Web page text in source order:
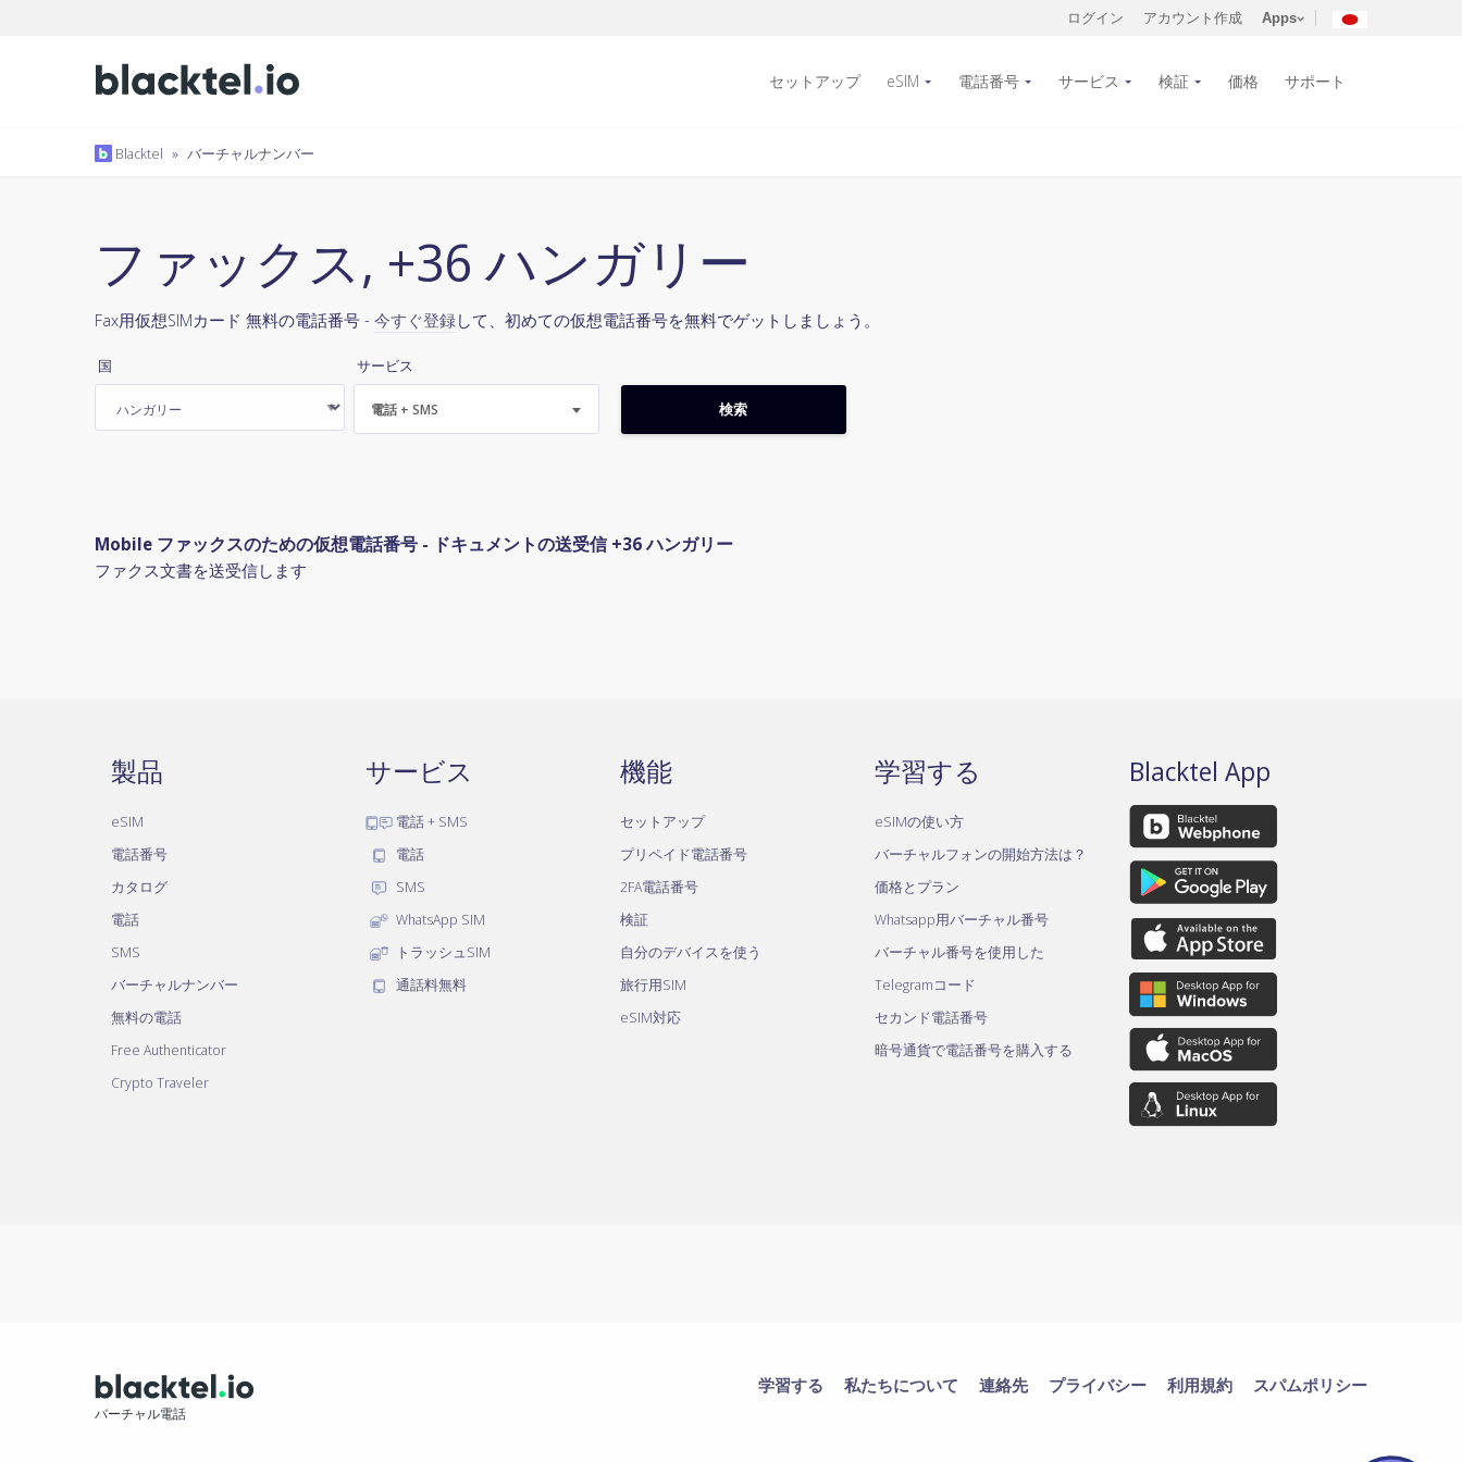
ログイン アカウント作成 Apps
セットアップ eSIM 電話番号 サービス 検証 価格 サポート
Blacktel » バーチャルナンバー
ファックス, +36 ハンガリー
Fax用仮想SIMカード 無料の電話番号 - 今すぐ登録して、初めての仮想電話番号を無料でゲットしましょう。
国 サービス
電話 + SMS
Mobile ファックスのための仮想電話番号 - ドキュメントの送受信 +36 ハンガリー
ファクス文書を送受信します
製品
eSIM
電話番号
カタログ
電話
SMS
バーチャルナンバー
無料の電話
Free Authenticator
Crypto Traveler
サービス
電話 + SMS
電話
SMS
WhatsApp SIM
トラッシュSIM
通話料無料
機能
セットアップ
プリペイド電話番号
2FA電話番号
検証
自分のデバイスを使う
旅行用SIM
eSIM対応
学習する
eSIMの使い方
バーチャルフォンの開始方法は？
価格とプラン
Whatsapp用バーチャル番号
バーチャル番号を使用した
Telegramコード
セカンド電話番号
暗号通貨で電話番号を購入する
Blacktel App
バーチャル電話
学習する 私たちについて 連絡先 プライバシー 利用規約 スパムポリシー